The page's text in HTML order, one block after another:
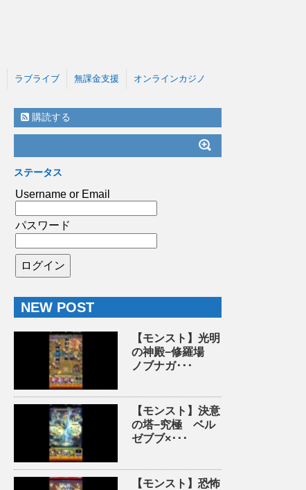
ラブライブ 無課金支援 オンラインカジノ
購読する
ステータス
Username or Email
パスワード
NEW POST
【モンスト】光明
の神殿−修羅場
ノブナガ･･･
【モンスト】決意
の塔−究極 ベル
ゼブブ×･･･
【モンスト】恐怖